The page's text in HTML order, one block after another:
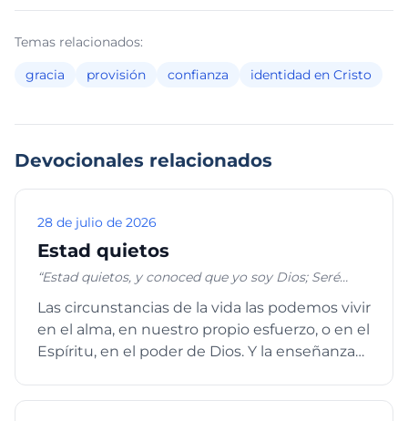
Temas relacionados:
gracia
provisión confianza identidad en Cristo
Devocionales relacionados
28 de julio de 2026
Estad quietos
“Estad quietos, y conoced que yo soy Dios; Seré
tierra” Salmos 46:10 “¿Por qué te abates, oh alma
mía, Y te turbas dentro de mí? Espera en Dios;
porque aún he de alabarle, Salvación mía y Dios
Las circunstancias de la vida las podemos vivir
en el alma, en nuestro propio esfuerzo, o en el
Espíritu, en el poder de Dios. Y la enseñanza